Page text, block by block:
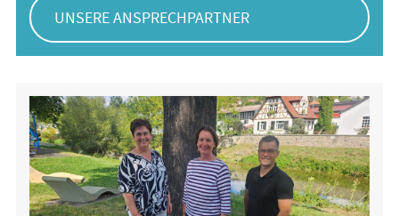
UNSERE ANSPRECHPARTNER